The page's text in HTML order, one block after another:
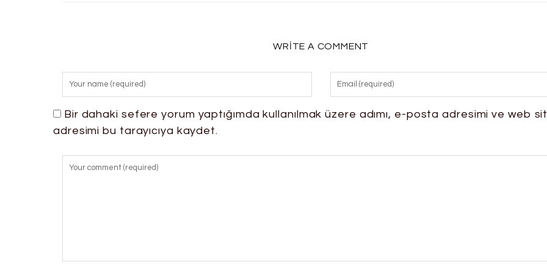
WRITE A COMMENT
Bir dahaki sefere yorum yaptığımda kullanılmak üzere adımı, e-posta adresimi ve web
adresimi bu tarayıcıya kaydet.